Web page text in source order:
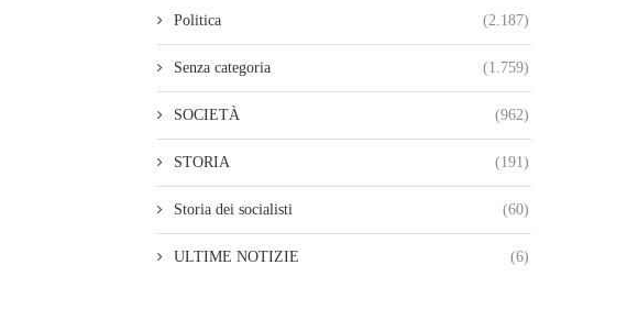
Politica (2.187)
Senza categoria (1.759)
SOCIETÀ (962)
STORIA (191)
Storia dei socialisti (60)
ULTIME NOTIZIE (6)